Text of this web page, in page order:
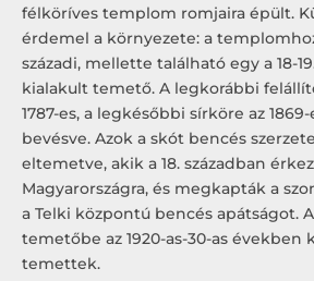
félköríves templom romjaira épült.
érdemel a környezete: a
századi, mellette található egy a 18-
kialakult temető. A legkorábbi
1787-es, a legkésőbbi sírköre az
bevésve. Azok a skót bencés
eltemetve, akik a 18. században
Magyarországra, és megkapták a
a Telki központú bencés apátságot.
temetőbe az 1920-as-30-as években
temettek.